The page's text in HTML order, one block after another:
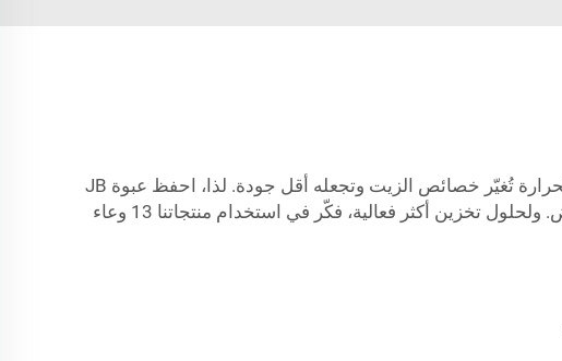
تخزين زيت السيارات بشكل صحيح أمرٌ بالغ الأهمية للحفاظ على نضارته. أولاً، احتفظ به في مكان بارد وجاف. فالحرارة تُغيّر خصائص الزيت وتجعله أقل جودة. لذا، احفظ عبوة JB
13 وعاء